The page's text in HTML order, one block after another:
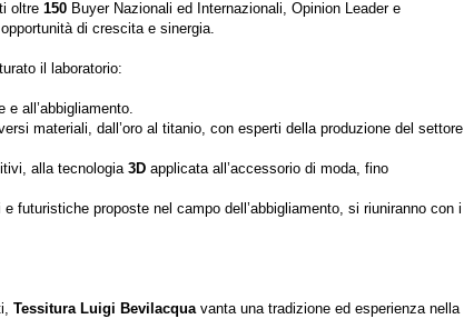
oltre 150 Buyer Nazionali ed Internazionali, Opinion Leader e
di crescita e sinergia.
il laboratorio:
all’abbigliamento.
materiali, dall’oro al titanio, con esperti della produzione del settore
alla tecnologia 3D applicata all’accessorio di moda, fino
futuristiche proposte nel campo dell’abbigliamento, si riuniranno con i
Tessitura Luigi Bevilacquavanta una tradizione ed esperienza nella